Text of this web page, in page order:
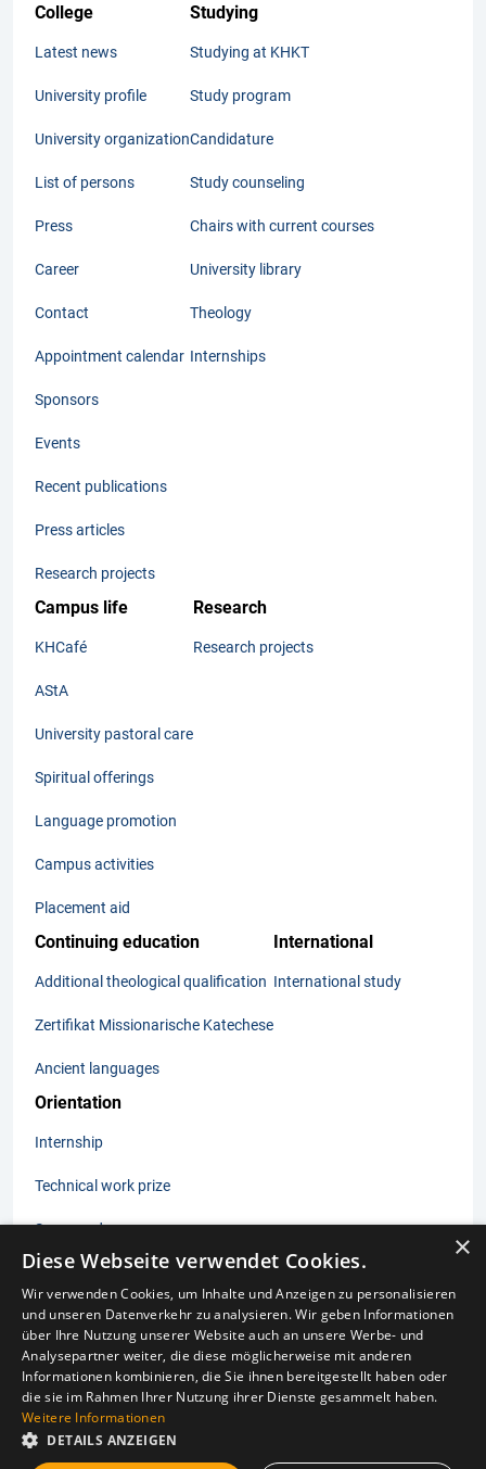
College
Latest news
University profile
University organization
List of persons
Press
Career
Contact
Appointment calendar
Sponsors
Events
Recent publications
Press articles
Research projects
Studying
Studying at KHKT
Study program
Candidature
Study counseling
Chairs with current courses
University library
Theology
Internships
Campus life
KHCafé
AStA
University pastoral care
Spiritual offerings
Language promotion
Campus activities
Placement aid
Research
Research projects
Continuing education
Additional theological qualification
Zertifikat Missionarische Katechese
Ancient languages
International
International study
Orientation
Internship
Technical work prize
Summer days
Imprint
Data protection
Laws subject to posting
Privacy settings
×
Diese Webseite verwendet Cookies.
Wir verwenden Cookies, um Inhalte und Anzeigen zu personalisieren
und unseren Datenverkehr zu analysieren. Wir geben Informationen
über Ihre Nutzung unserer Website auch an unsere Werbe- und
Analysepartner weiter, die diese möglicherweise mit anderen
Informationen kombinieren, die Sie ihnen bereitgestellt haben oder
die sie im Rahmen Ihrer Nutzung ihrer Dienste gesammelt haben.
Weitere Informationen
DETAILS ANZEIGEN